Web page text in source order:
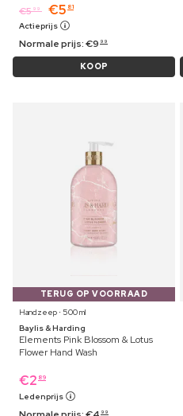
€5 99 €5 81
Actieprijs
Normale prijs:€9 99
KOOP
TERUG OP VOORRAAD
Handzeep ⋅ 500 ml
Baylis & Harding
Elements Pink Blossom & Lotus
Flower Hand Wash
€2 89
Ledenprijs
99